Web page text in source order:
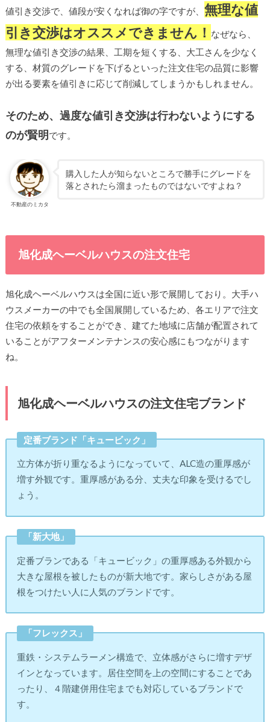
値引き交渉で、値段が安くなれば御の字ですが、 無理な値
引き交渉はオススメできません！ なぜなら、
無理な値引き交渉の結果、工期を短くする、大工さんを少なく
する、材質のグレードを下げるといった注文住宅の品質に影響
が出る要素を値引きに応じて削減してしまうかもしれません。
そのため、過度な値引き交渉は行わないようにする
のが賢明 です。
不動産のミカタ
購入した人が知らないところで勝手にグレードを
落とされたら溜まったものではないですよね？
旭化成ヘーベルハウスの注文住宅
旭化成ヘーベルハウスは全国に近い形で展開しており。大手ハ
ウスメーカーの中でも全国展開しているため、各エリアで注文
住宅の依頼をすることができ、建てた地域に店舗が配置されて
いることがアフターメンテナンスの安心感にもつながります
ね。
旭化成ヘーベルハウスの注文住宅ブランド
定番ブランド「キュービック」
立方体が折り重なるようになっていて、ALC造の重厚感が
増す外観です。重厚感がある分、丈夫な印象を受けるでし
ょう。
「新大地」
定番ブランである「キュービック」の重厚感ある外観から
大きな屋根を被したものが新大地です。家らしさがある屋
根をつけたい人に人気のブランドです。
「フレックス」
重鉄・システムラーメン構造で、立体感がさらに増すデザ
インとなっています。居住空間を上の空間にすることであ
ったり、４階建併用住宅までも対応しているブランドで
す。